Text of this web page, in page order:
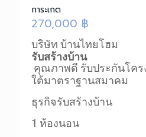
การะเกต
270,000 ฿
บริษัท บ้านไทยโฮม
รับสร้างบ้าน
คุณภาพดี รับประกันโค
ใต้มาตราฐานสมาคม
ธุรกิจรับสร้างบ้าน
1 ห้องนอน